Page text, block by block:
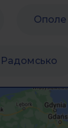
Ополе
Радомсько